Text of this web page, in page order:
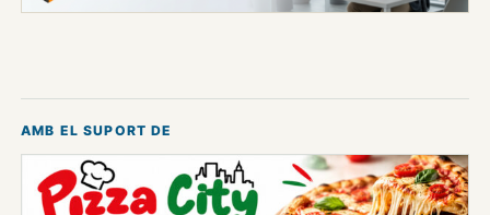
AMB EL SUPORT DE